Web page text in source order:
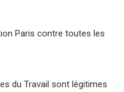
Paris contre toutes les
du Travail sont légitimes